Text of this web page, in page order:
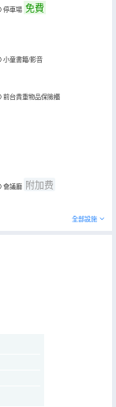
停車場 免費
小童書籍/影音
前台貴重物品保險櫃
會議廳 附加费
全部設施